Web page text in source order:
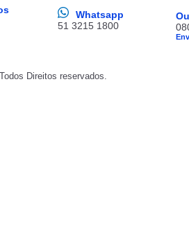
Whatsapp
51 3215 1800
Direitos reservados.